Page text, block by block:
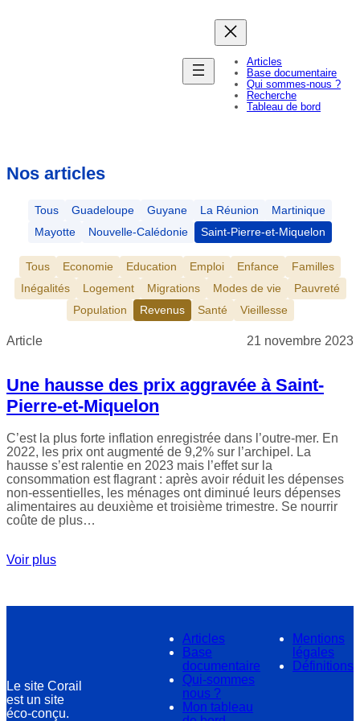
Articles
Base documentaire
Qui sommes-nous ?
Recherche
Tableau de bord
Nos articles
Tous Guadeloupe Guyane La Réunion
Martinique
Mayotte
Nouvelle-Calédonie Saint-Pierre-et-Miquelon
Tous Economie Education Emploi Enfance
Familles
Inégalités
Logement Migrations Modes de vie
Pauvreté
Population
Revenus Santé Vieillesse
Article 21 novembre 2023
Une hausse des prix aggravée à Saint-
Pierre-et-Miquelon
C’est la plus forte inflation enregistrée dans l’outre-mer. En
2022, les prix ont augmenté de 9,2% sur l’archipel. La
hausse s’est ralentie en 2023 mais l’effet sur la
consommation est flagrant : après avoir réduit les dépenses
non-essentielles, les ménages ont diminué leurs dépenses
alimentaires au deuxième et troisième trimestre. Se nourrir
coûte de plus…
Voir plus
Le site Corail
est un site
éco-conçu.
Articles
Base
documentaire
Qui-sommes
nous ?
Mon tableau
Mentions
légales
Définitions